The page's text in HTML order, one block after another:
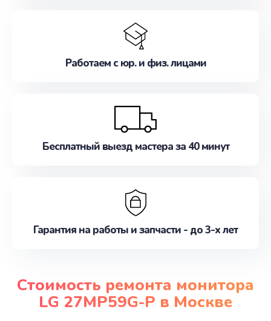
Работаем с юр. и физ. лицами
Бесплатный выезд мастера за 40 минут
Гарантия на работы и запчасти - до 3-х лет
Стоимость ремонта монитора
LG 27MP59G-P в Москве